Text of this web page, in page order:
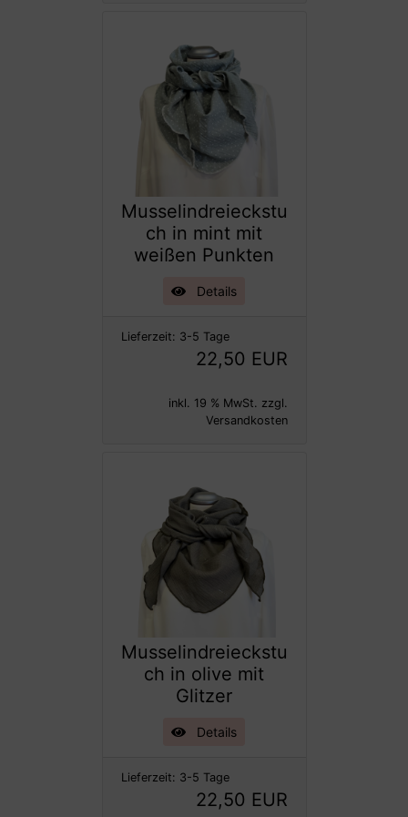
Musselindreieckstu
ch in mint mit
weißen Punkten
Details
Lieferzeit: 3-5 Tage
22,50 EUR
inkl. 19 % MwSt. zzgl.
Versandkosten
Musselindreieckstu
ch in olive mit
Glitzer
Details
Lieferzeit: 3-5 Tage
22,50 EUR